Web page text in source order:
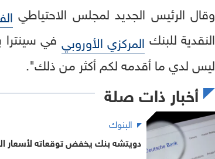
وقال الرئيس الجديد لمجلس الاحتياطي
النقدية للبنك المركزي الأوروبي في سينترا
ليس لدي ما أقدمه لكم أكثر من ذلك".
أخبار ذات صلة
البنوك
دويتشه بنك يخفض توقعاته لأسعار